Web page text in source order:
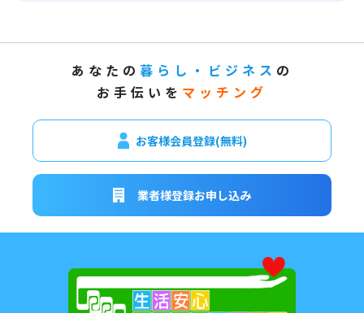
あなたの 暮らし・ビジネス の
お手伝いを マッチング
お客様会員登録(無料)
業者様登録お申し込み